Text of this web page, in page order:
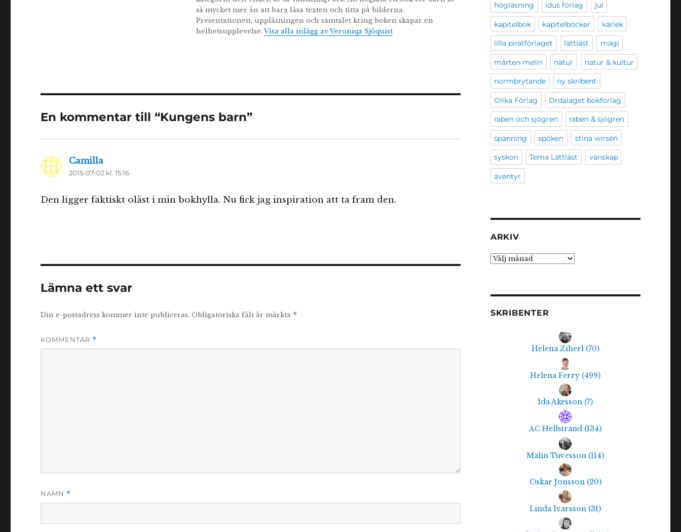
så mycket mer än att bara läsa texten och titta på bilderna.
Presentationen, uppläsningen och samtalet kring boken skapar en
helhetsupplevelse.Visa alla inlägg av Veroniqa Sjöquist
En kommentar till “Kungens barn”
Camilla
2015-07-02 kl. 15:16
Den ligger faktiskt oläst i min bokhylla. Nu fick jag inspiration att ta fram den.
Lämna ett svar
Din e-postadress kommer inte publiceras. Obligatoriska fält är märkta *
KOMMENTAR *
NAMN *
högläsning idus förlag jul
kapitelbok kapitelböcker kärlek
lilla piratförlaget lättläst magi
mårten melin natur natur & kultur
normbrytande ny skribent
Olika Förlag Ordalaget bokförlag
raben och sjögren rabén & sjögren
spänning spöken stina wirsén
syskon Tema Lättläst vänskap
äventyr
ARKIV
Arkiv
SKRIBENTER
Helena Ziherl (70)
Helena Ferry (499)
Ida Åkesson (7)
AC Hellstrand (134)
Malin Tuvesson (114)
Oskar Jonsson (20)
Linda Ivarsson (31)